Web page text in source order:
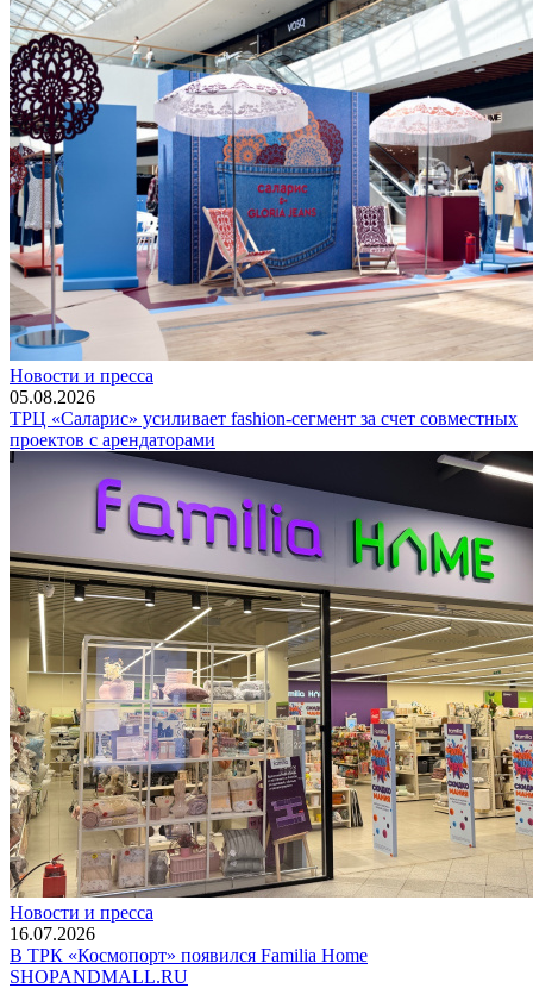
Новости и пресса
05.08.2026
ТРЦ «Саларис» усиливает fashion-сегмент за счет совместных
проектов с арендаторами
Новости и пресса
16.07.2026
В ТРК «Космопорт» появился Familia Home
SHOPANDMALL.RU